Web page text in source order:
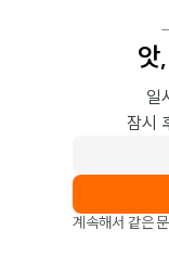
앗
일
잠시
계속해서 같은